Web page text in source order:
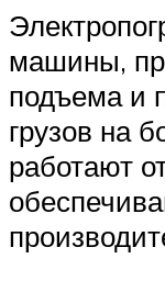
машины,
подъема и
грузов на
работают